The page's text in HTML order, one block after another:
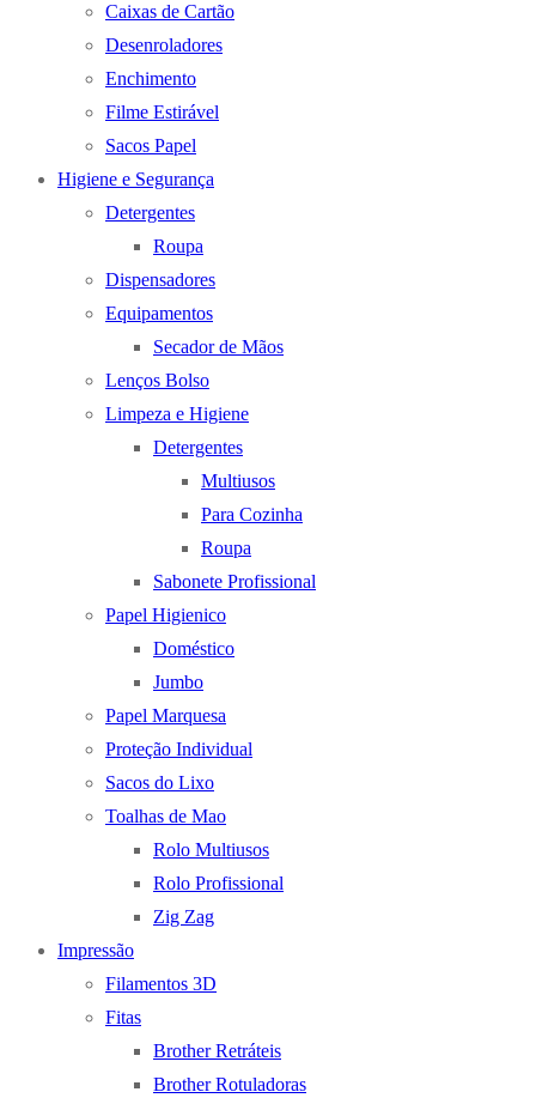
Caixas de Cartão
Desenroladores
Enchimento
Filme Estirável
Sacos Papel
Higiene e Segurança
Detergentes
Roupa
Dispensadores
Equipamentos
Secador de Mãos
Lenços Bolso
Limpeza e Higiene
Detergentes
Multiusos
Para Cozinha
Roupa
Sabonete Profissional
Papel Higienico
Doméstico
Jumbo
Papel Marquesa
Proteção Individual
Sacos do Lixo
Toalhas de Mao
Rolo Multiusos
Rolo Profissional
Zig Zag
Impressão
Filamentos 3D
Fitas
Brother Retráteis
Brother Rotuladoras